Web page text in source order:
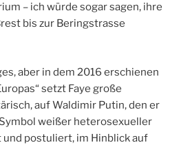
– ich würde sogar sagen, ihre
bis zur Beringstrasse
aber in dem 2016 erschienen
setzt Faye große
auf Waldimir Putin, den er
weißer heterosexueller
postuliert, im Hinblick auf